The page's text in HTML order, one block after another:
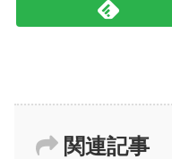
関連記事